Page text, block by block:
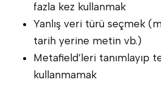
fazla kez kullanmak
Yanlış veri türü seçmek
tarih yerine metin vb.)
Metafield’leri tanımlayıp
kullanmamak